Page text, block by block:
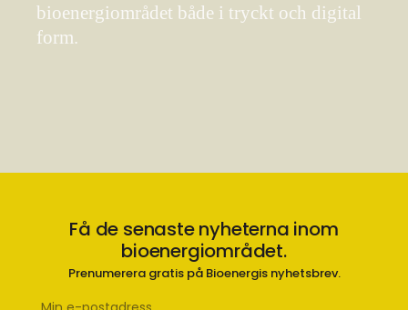
bioenergiområdet både i tryckt och digital
form.
Få de senaste nyheterna inom
bioenergiområdet.
Prenumerera gratis på Bioenergis nyhetsbrev.